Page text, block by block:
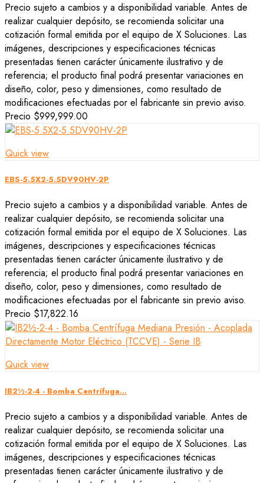
Precio sujeto a cambios y a disponibilidad variable. Antes de
realizar cualquier depósito, se recomienda solicitar una
cotización formal emitida por el equipo de X Soluciones. Las
imágenes, descripciones y especificaciones técnicas
presentadas tienen carácter únicamente ilustrativo y de
referencia; el producto final podrá presentar variaciones en
diseño, color, peso y dimensiones, como resultado de
modificaciones efectuadas por el fabricante sin previo aviso.
Precio $999,999.00
Quick view
EBS-5.5X2-5.5DV90HV-2P
Precio sujeto a cambios y a disponibilidad variable. Antes de
realizar cualquier depósito, se recomienda solicitar una
cotización formal emitida por el equipo de X Soluciones. Las
imágenes, descripciones y especificaciones técnicas
presentadas tienen carácter únicamente ilustrativo y de
referencia; el producto final podrá presentar variaciones en
diseño, color, peso y dimensiones, como resultado de
modificaciones efectuadas por el fabricante sin previo aviso.
Precio $17,822.16
Quick view
IB2½-2-4 - Bomba Centrífuga...
Precio sujeto a cambios y a disponibilidad variable. Antes de
realizar cualquier depósito, se recomienda solicitar una
cotización formal emitida por el equipo de X Soluciones. Las
imágenes, descripciones y especificaciones técnicas
presentadas tienen carácter únicamente ilustrativo y de